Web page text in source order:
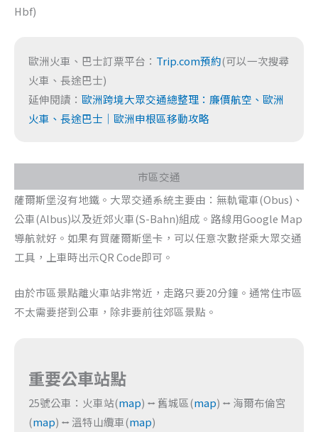
Hbf)
歐洲火車、巴士訂票平台： Trip.com預約(可以一次搜尋
火車、長途巴士)
延伸閱讀： 歐洲跨境大眾交通總整理：廉價航空、歐洲
火車、長途巴士｜歐洲申根區移動攻略
市區交通
薩爾斯堡沒有地鐵。大眾交通系統主要由：無軌電車(Obus)、
公車(Albus)以及近郊火車(S-Bahn)組成。路線用Google Map
導航就好。如果有買薩爾斯堡卡，可以任意次數搭乘大眾交通
工具，上車時出示QR Code即可。
由於市區景點離火車站非常近，走路只要20分鐘。通常住市區
不太需要搭到公車，除非要前往郊區景點。
重要公車站點
25號公車：火車站(map) ⭤ 舊城區(map) ⭤ 海爾布倫宮
(map) ⭤ 溫特山纜車(map)